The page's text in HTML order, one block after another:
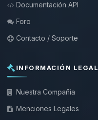
Documentación API
Foro
Contacto / Soporte
INFORMACIÓN LEGAL
Nuestra Compañía
Menciones Legales